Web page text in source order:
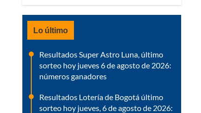
Lo último
Resultados Super Astro Luna, último
sorteo hoy jueves 6 de agosto de 2026:
números ganadores
Resultados Lotería de Bogotá último
sorteo hoy jueves, 6 de agosto de 2026: